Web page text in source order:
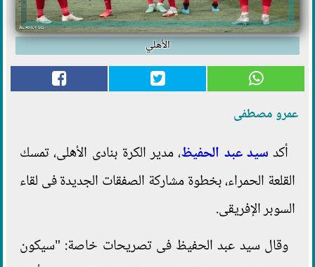
الأهلي
عمرو مصطفى
أكد سيد عبد الحفيظ، مدير الكرة بنادى الأهلى، تمسك
القلعة الحمراء، بخطوة مشاركة الصفقات الجديدة فى لقاء
السوبر الإفريقى.
وقال سيد عبد الحفيظ فى تصريحات خاصة: "سيكون